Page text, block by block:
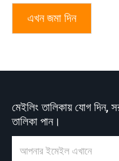
এখন জমা দিন
মেইলিং তালিকায় যোগ দিন,
তালিকা পান।